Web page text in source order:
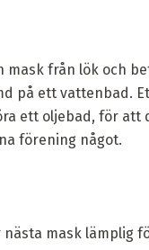
från lök och
på ett vattenbad.
ett oljebad, för
förening något.
mask lämplig